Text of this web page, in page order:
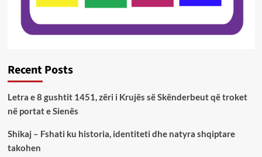
Recent Posts
Letra e 8 gushtit 1451, zëri i Krujës së Skënderbeut që troket
në portat e Sienës
Shikaj – Fshati ku historia, identiteti dhe natyra shqiptare
takohen